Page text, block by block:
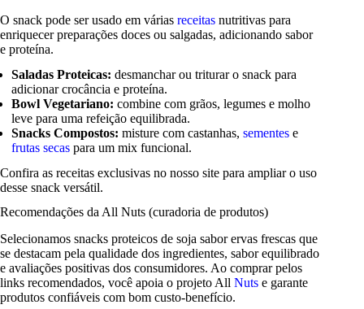
O snack pode ser usado em várias receitas nutritivas para
enriquecer preparações doces ou salgadas, adicionando sabor
e proteína.
Saladas Proteicas: desmanchar ou triturar o snack para
adicionar crocância e proteína.
Bowl Vegetariano: combine com grãos, legumes e molho
leve para uma refeição equilibrada.
Snacks Compostos: misture com castanhas,sementes e
frutas secas para um mix funcional.
Confira as receitas exclusivas no nosso site para ampliar o uso
desse snack versátil.
Recomendações da All Nuts (curadoria de produtos)
Selecionamos snacks proteicos de soja sabor ervas frescas que
se destacam pela qualidade dos ingredientes, sabor equilibrado
e avaliações positivas dos consumidores. Ao comprar pelos
links recomendados, você apoia o projeto All Nuts e garante
produtos confiáveis com bom custo-benefício.